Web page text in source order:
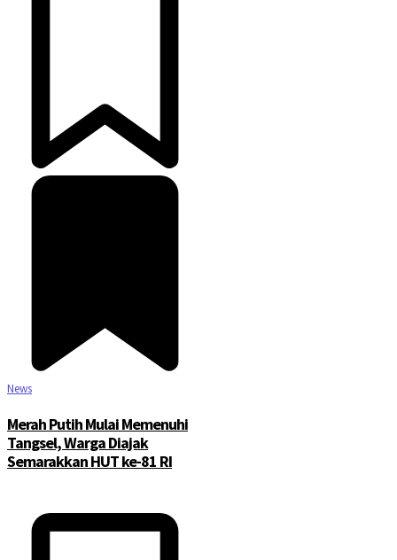
News
Merah Putih Mulai Memenuhi
Tangsel, Warga Diajak
Semarakkan HUT ke-81 RI